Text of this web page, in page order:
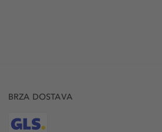
BRZA DOSTAVA